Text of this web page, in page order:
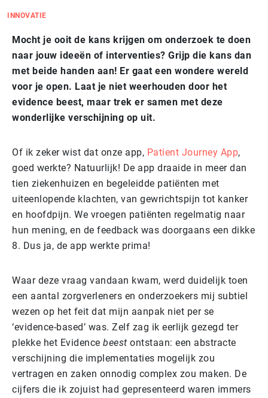
INNOVATIE
Mocht je ooit de kans krijgen om onderzoek te doen
naar jouw ideeën of interventies? Grijp die kans dan
met beide handen aan! Er gaat een wondere wereld
voor je open. Laat je niet weerhouden door het
evidence beest, maar trek er samen met deze
wonderlijke verschijning op uit.
Of ik zeker wist dat onze app, Patient Journey App,
goed werkte? Natuurlijk! De app draaide in meer dan
tien ziekenhuizen en begeleidde patiënten met
uiteenlopende klachten, van gewrichtspijn tot kanker
en hoofdpijn. We vroegen patiënten regelmatig naar
hun mening, en de feedback was doorgaans een dikke
8. Dus ja, de app werkte prima!
Waar deze vraag vandaan kwam, werd duidelijk toen
een aantal zorgverleners en onderzoekers mij subtiel
wezen op het feit dat mijn aanpak niet per se
‘evidence-based’ was. Zelf zag ik eerlijk gezegd ter
plekke het Evidence beest ontstaan: een abstracte
verschijning die implementaties mogelijk zou
vertragen en zaken onnodig complex zou maken. De
cijfers die ik zojuist had gepresenteerd waren immers